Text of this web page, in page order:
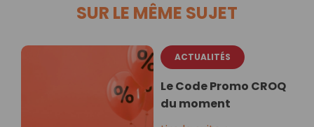
SUR LE MÊME SUJET
ACTUALITÉS
Le Code Promo CROQ
du moment